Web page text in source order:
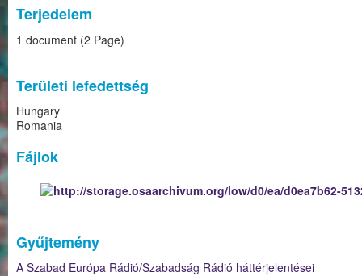
Terjedelem
1 document (2 Page)
Területi lefedettség
Hungary
Romania
Fájlok
Gyűjtemény
A Szabad Európa Rádió/Szabadság Rádió háttérjelentései